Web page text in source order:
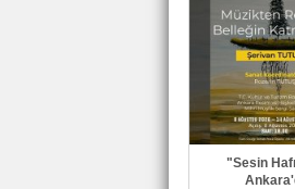
"Sesin